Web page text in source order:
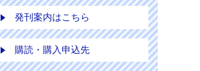
発刊案内はこちら
購読・購入申込先